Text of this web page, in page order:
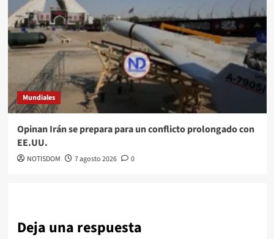
Mundiales
Opinan Irán se prepara para un conflicto prolongado con
EE.UU.
NOTISDOM 7 agosto 2026 0
Deja una respuesta